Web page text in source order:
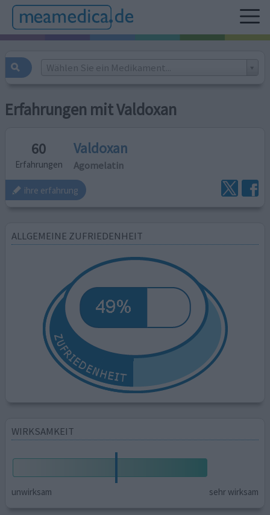
Wählen Sie ein Medikament...
Erfahrungen mit Valdoxan
60
Erfahrungen
Valdoxan
Agomelatin
ihre erfahrung
ALLGEMEINE ZUFRIEDENHEIT
WIRKSAMKEIT
unwirksam sehr wirksam